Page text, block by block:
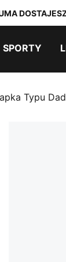
SPORTY
Typu Dad